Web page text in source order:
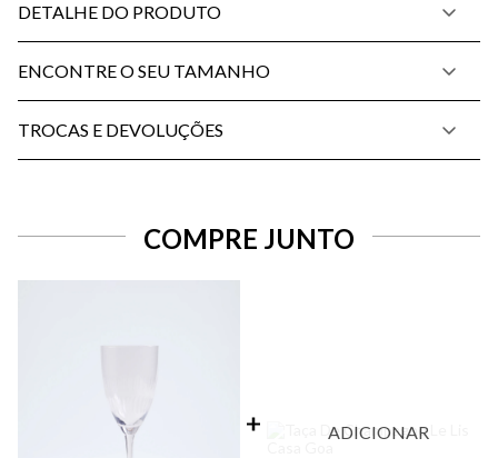
DETALHE DO PRODUTO
ENCONTRE O SEU TAMANHO
TROCAS E DEVOLUÇÕES
COMPRE JUNTO
ADICIONAR